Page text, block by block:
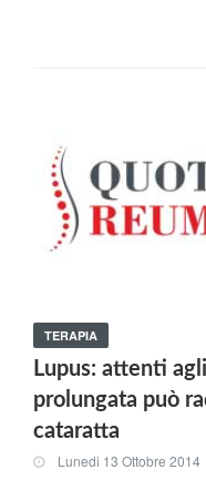
TERAPIA
Lupus: attenti
prolungata può
cataratta
Lunedi 13 Ottobre 2014